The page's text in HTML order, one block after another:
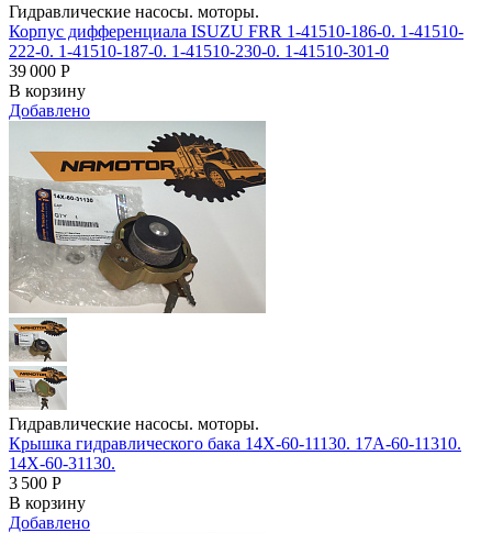
Гидравлические насосы. моторы.
Корпус дифференциала ISUZU FRR 1-41510-186-0. 1-41510-
222-0. 1-41510-187-0. 1-41510-230-0. 1-41510-301-0
39 000 Р
В корзину
Добавлено
Гидравлические насосы. моторы.
Крышка гидравлического бака 14X-60-11130. 17A-60-11310.
14X-60-31130.
3 500 Р
В корзину
Добавлено